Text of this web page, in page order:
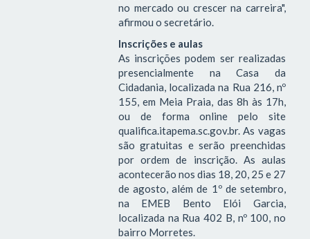
no mercado ou crescer na carreira",
afirmou o secretário.
Inscrições e aulas
As inscrições podem ser realizadas
presencialmente na Casa da
Cidadania, localizada na Rua 216, nº
155, em Meia Praia, das 8h às 17h,
ou de forma online pelo site
qualifica.itapema.sc.gov.br. As vagas
são gratuitas e serão preenchidas
por ordem de inscrição. As aulas
acontecerão nos dias 18, 20, 25 e 27
de agosto, além de 1º de setembro,
na EMEB Bento Elói Garcia,
localizada na Rua 402 B, nº 100, no
bairro Morretes.